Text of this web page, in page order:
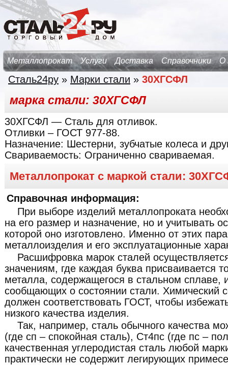
Металлопрокат Услуги Доставка Справочники О
Сталь24ру » Марки стали » 30ХГСФЛ
марка стали: 30ХГСФЛ
30ХГСФЛ — Сталь для отливок.
Отливки – ГОСТ 977-88.
Назначение: Шестерни, зубчатые колеса и
Свариваемость: Ограниченно свариваемая.
Металлопрокат с маркой стали:
Справочная информация:
При выборе изделий металлопроката
на его размер и назначение, но и учитывать
которой оно изготовлено. Именно от этих
металлоизделия и его эксплуатационные
Расшифровка марок сталей
значениям, где каждая буква присваивается
металла, содержащегося в стальном сплаве,
сообщающих о состоянии стали. Химический
должен соответствовать ГОСТ, чтобы
низкого качества изделия.
Так, например, сталь обычного качества
(где сп – спокойная сталь), Ст4пс (где пс –
качественная углеродистая сталь любой
практически не содержит легирующих